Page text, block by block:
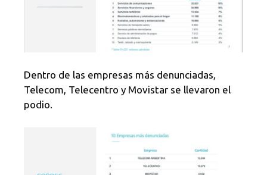
Dentro de las empresas más denunciadas,
Telecom, Telecentro y Movistar se llevaron el
podio.